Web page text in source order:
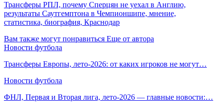
Трансферы РПЛ, почему Сперцян не уехал в Англию,
результаты Саутгемптона в Чемпионшипе, мнение,
статистика, биография, Краснодар
Вам также могут понравиться Еще от автора
Новости футбола
Трансферы Европы, лето-2026: от каких игроков не могут…
Новости футбола
ФНЛ, Первая и Вторая лига, лето-2026 — главные новости:…